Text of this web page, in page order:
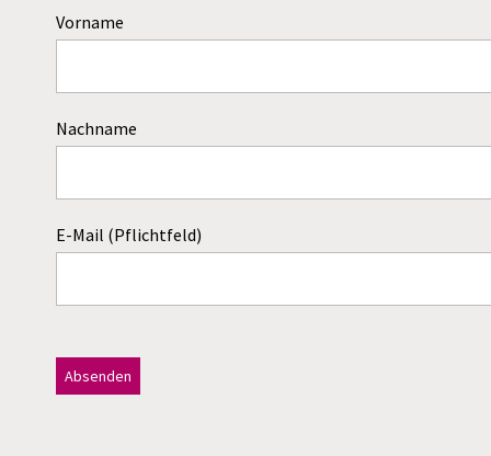
Vorname
Nachname
E-Mail (Pflichtfeld)